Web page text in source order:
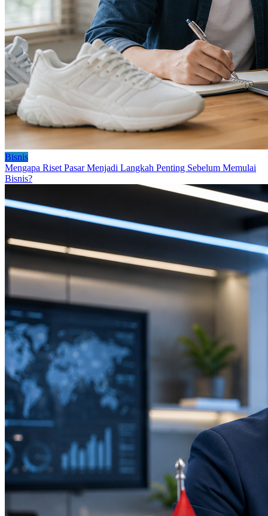
Bisnis
Mengapa Riset Pasar Menjadi Langkah Penting Sebelum Memulai
Bisnis?